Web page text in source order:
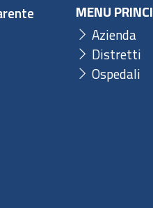
MENU
Azienda
Distretti
Ospedali